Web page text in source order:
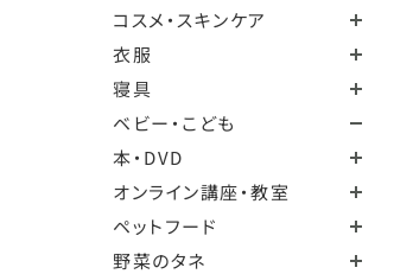
コスメ・スキンケア
衣服
寝具
ベビー・こども
本・DVD
オンライン講座・教室
ペットフード
野菜のタネ